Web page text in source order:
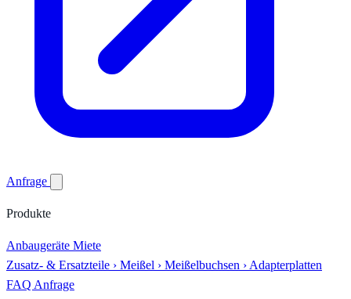
Anfrage
Produkte
Anbaugeräte Miete
Zusatz- & Ersatzteile › Meißel › Meißelbuchsen › Adapterplatten
FAQ Anfrage